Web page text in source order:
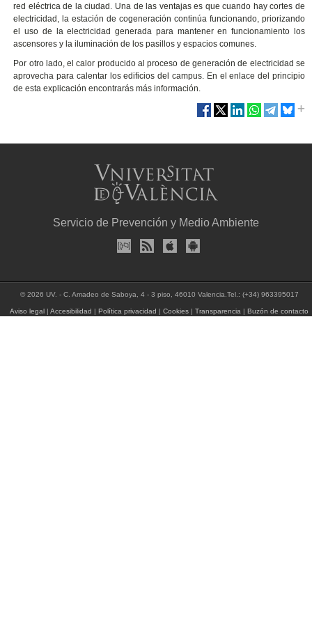
red eléctrica de la ciudad. Una de las ventajas es que cuando hay cortes de
electricidad, la estación de cogeneración continúa funcionando, priorizando
el uso de la electricidad generada para mantener en funcionamiento los
ascensores y la iluminación de los pasillos y espacios comunes.
Por otro lado, el calor producido al proceso de generación de electricidad se
aprovecha para calentar los edificios del campus. En el enlace del principio
de esta explicación encontrarás más información.
Servicio de Prevención y Medio Ambiente
© 2026 UV. - C. Amadeo de Saboya, 4 - 3 piso, 46010 Valencia.Tel.: (+34) 963395017
Aviso legal |Accesibilidad |Política privacidad |Cookies |Transparencia |Buzón de contacto